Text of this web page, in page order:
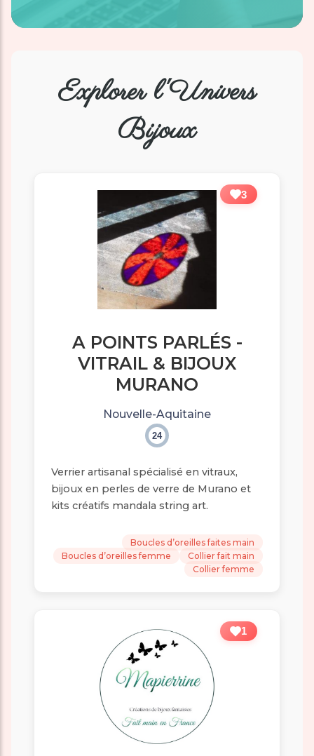
Explorer l'Univers
Bijoux
3
A POINTS PARLÉS -
VITRAIL & BIJOUX
MURANO
Nouvelle-Aquitaine
24
Verrier artisanal spécialisé en vitraux,
bijoux en perles de verre de Murano et
kits créatifs mandala string art.
Boucles d’oreilles faites main
Boucles d’oreilles femme
Collier fait main
Collier femme
1